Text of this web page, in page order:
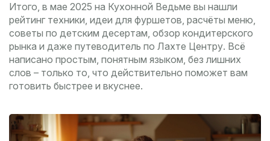
Итого, в мае 2025 на Кухонной Ведьме вы нашли
рейтинг техники, идеи для фуршетов, расчёты меню,
советы по детским десертам, обзор кондитерского
рынка и даже путеводитель по Лахте Центру. Всё
написано простым, понятным языком, без лишних
слов – только то, что действительно поможет вам
готовить быстрее и вкуснее.